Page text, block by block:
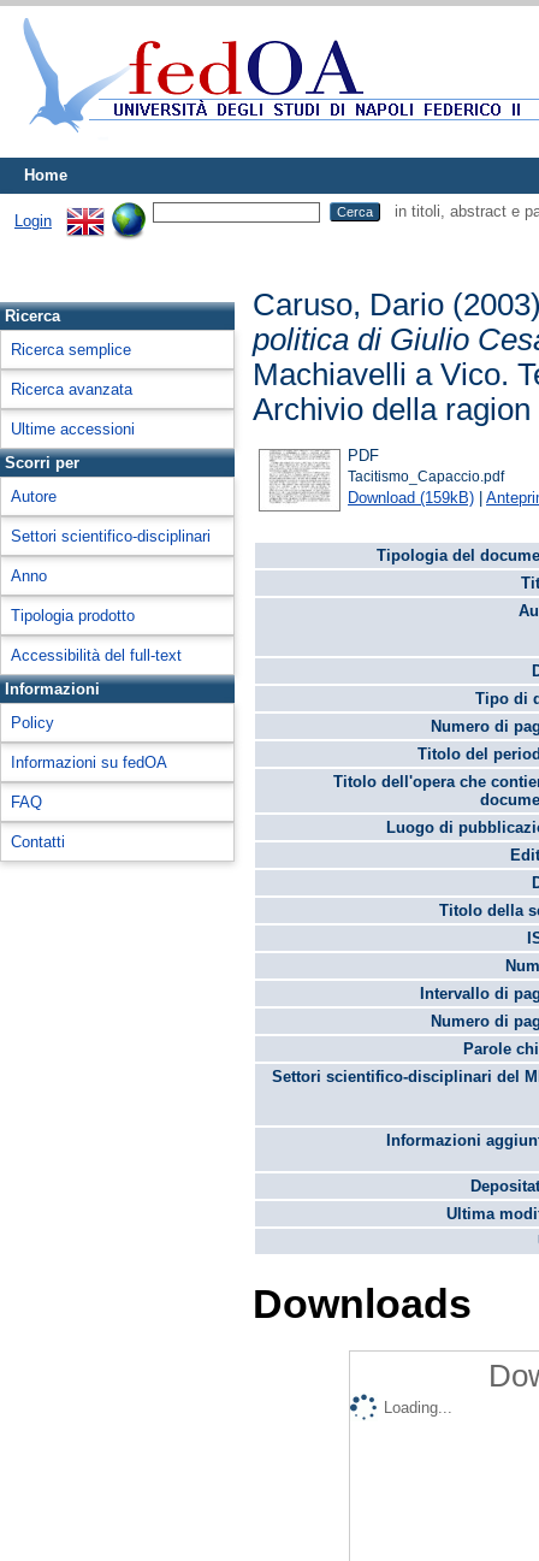
Home
Login
in titoli, abstract e
Ricerca
Ricerca semplice
Ricerca avanzata
Ultime accessioni
Scorri per
Autore
Settori scientifico-disciplinari
Anno
Tipologia prodotto
Accessibilità del full-text
Informazioni
Policy
Informazioni su fedOA
FAQ
Contatti
Caruso, Dario
politica di Giulio
Machiavelli a Vico.
Archivio della
PDF
Tacitismo_Capaccio.pdf
Download (159kB) |
Tipologia del
Tipo di
Numero di
Titolo del
Titolo dell'opera che
Luogo di
Titolo della
Intervallo di
Numero di
Parole
Settori scientifico-disciplinari del
Informazioni
Ultima
Downloads
Loading...